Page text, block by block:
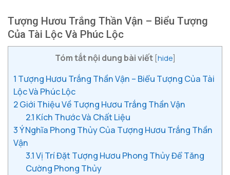
Tượng Hươu Trắng Thần Vận – Biểu Tượng
Của Tài Lộc Và Phúc Lộc
Tóm tắt nội dung bài viết [hide]
1 Tượng Hươu Trắng Thần Vận – Biểu Tượng Của Tài
Lộc Và Phúc Lộc
2Giới Thiệu Về Tượng Hươu Trắng Thần Vận
2.1 Kích Thước Và Chất Liệu
3Ý Nghĩa Phong Thủy Của Tượng Hươu Trắng Thần
Vận
3.1Vị Trí Đặt Tượng Hươu Phong Thủy Để Tăng
Cường Phong Thủy